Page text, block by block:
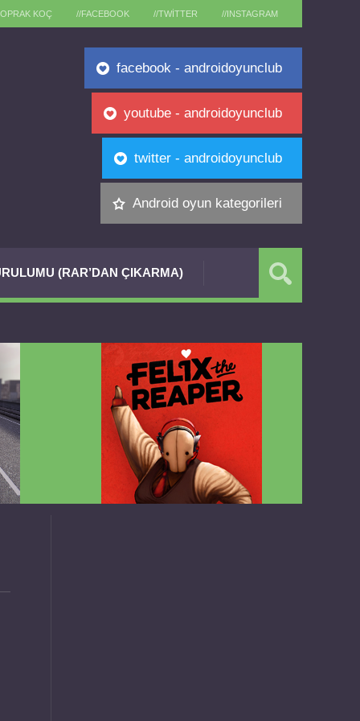
KOÇ //FACEBOOK //TWITTER //INSTAGRAM
facebook - androidoyunclub
youtube - androidoyunclub
twitter - androidoyunclub
Android oyun kategorileri
(RAR’DAN ÇIKARMA)